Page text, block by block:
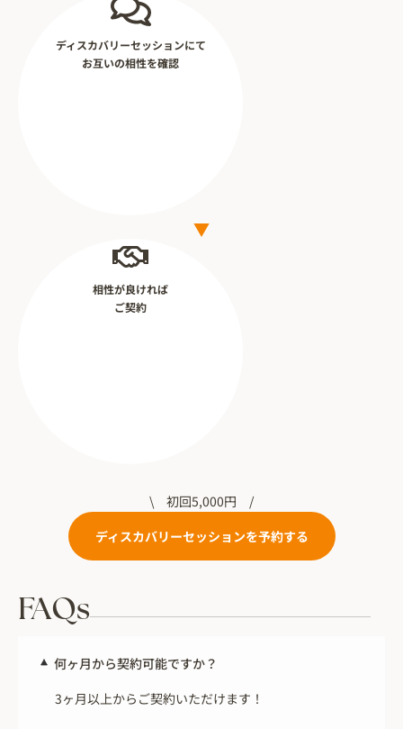
ディスカバリーセッションにて
お互いの相性を確認
相性が良ければ
ご契約
\ 初回5,000円 /
ディスカバリーセッションを予約する
FAQs
何ヶ月から契約可能ですか？
3ヶ月以上からご契約いただけます！